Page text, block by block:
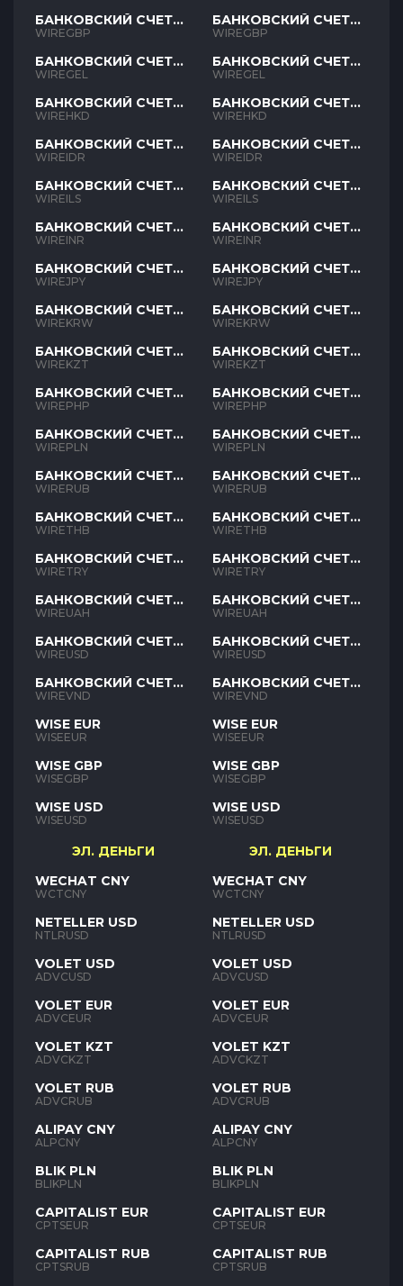
БАНКОВСКИЙ СЧЕТ
GBP
WIREGBP
БАНКОВСКИЙ СЧЕТ
GEL
WIREGEL
БАНКОВСКИЙ СЧЕТ
HKD
WIREHKD
БАНКОВСКИЙ СЧЕТ
IDR
WIREIDR
БАНКОВСКИЙ СЧЕТ
ILS
WIREILS
БАНКОВСКИЙ СЧЕТ
INR
WIREINR
БАНКОВСКИЙ СЧЕТ
JPY
WIREJPY
БАНКОВСКИЙ СЧЕТ
KRW
WIREKRW
БАНКОВСКИЙ СЧЕТ
KZT
WIREKZT
БАНКОВСКИЙ СЧЕТ
PHP
WIREPHP
БАНКОВСКИЙ СЧЕТ
PLN
WIREPLN
БАНКОВСКИЙ СЧЕТ
RUB
WIRERUB
БАНКОВСКИЙ СЧЕТ
THB
WIRETHB
БАНКОВСКИЙ СЧЕТ
TRY
WIRETRY
БАНКОВСКИЙ СЧЕТ
UAH
WIREUAH
БАНКОВСКИЙ СЧЕТ
USD
WIREUSD
БАНКОВСКИЙ СЧЕТ
VND
WIREVND
WISE EUR
WISEEUR
WISE GBP
WISEGBP
WISE USD
WISEUSD
ЭЛ. ДЕНЬГИ
WECHAT CNY
WCTCNY
NETELLER USD
NTLRUSD
VOLET USD
ADVCUSD
VOLET EUR
ADVCEUR
VOLET KZT
ADVCKZT
VOLET RUB
ADVCRUB
ALIPAY CNY
ALPCNY
BLIK PLN
BLIKPLN
CAPITALIST EUR
CPTSEUR
CAPITALIST RUB
CPTSRUB
БАНКОВСКИЙ СЧЕТ
GBP
WIREGBP
БАНКОВСКИЙ СЧЕТ
GEL
WIREGEL
БАНКОВСКИЙ СЧЕТ
HKD
WIREHKD
БАНКОВСКИЙ СЧЕТ
IDR
WIREIDR
БАНКОВСКИЙ СЧЕТ
ILS
WIREILS
БАНКОВСКИЙ СЧЕТ
INR
WIREINR
БАНКОВСКИЙ СЧЕТ
JPY
WIREJPY
БАНКОВСКИЙ СЧЕТ
KRW
WIREKRW
БАНКОВСКИЙ СЧЕТ
KZT
WIREKZT
БАНКОВСКИЙ СЧЕТ
PHP
WIREPHP
БАНКОВСКИЙ СЧЕТ
PLN
WIREPLN
БАНКОВСКИЙ СЧЕТ
RUB
WIRERUB
БАНКОВСКИЙ СЧЕТ
THB
WIRETHB
БАНКОВСКИЙ СЧЕТ
TRY
WIRETRY
БАНКОВСКИЙ СЧЕТ
UAH
WIREUAH
БАНКОВСКИЙ СЧЕТ
USD
WIREUSD
БАНКОВСКИЙ СЧЕТ
VND
WIREVND
WISE EUR
WISEEUR
WISE GBP
WISEGBP
WISE USD
WISEUSD
ЭЛ. ДЕНЬГИ
WECHAT CNY
WCTCNY
NETELLER USD
NTLRUSD
VOLET USD
ADVCUSD
VOLET EUR
ADVCEUR
VOLET KZT
ADVCKZT
VOLET RUB
ADVCRUB
ALIPAY CNY
ALPCNY
BLIK PLN
BLIKPLN
CAPITALIST EUR
CPTSEUR
CAPITALIST RUB
CPTSRUB